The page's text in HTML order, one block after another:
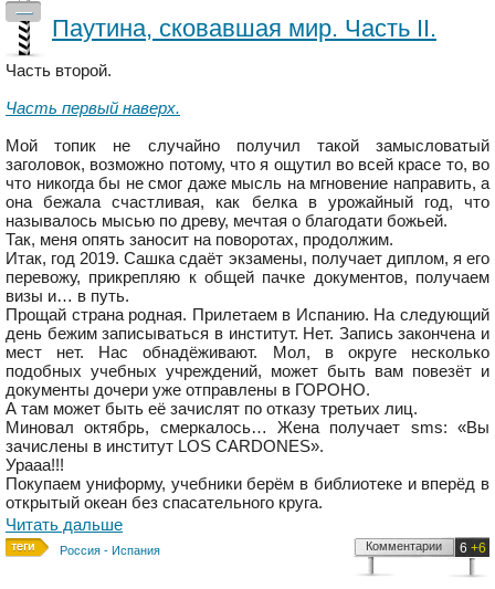
—
Паутина, сковавшая мир. Часть II.
Часть второй.
Часть первый наверх.
Мой топик не случайно получил такой замысловатый
заголовок, возможно потому, что я ощутил во всей красе то, во
что никогда бы не смог даже мысль на мгновение направить, а
она бежала счастливая, как белка в урожайный год, что
называлось мысью по древу, мечтая о благодати божьей.
Так, меня опять заносит на поворотах, продолжим.
Итак, год 2019. Сашка сдаёт экзамены, получает диплом, я его
перевожу, прикрепляю к общей пачке документов, получаем
визы и… в путь.
Прощай страна родная. Прилетаем в Испанию. На следующий
день бежим записываться в институт. Нет. Запись закончена и
мест нет. Нас обнадёживают. Мол, в округе несколько
подобных учебных учреждений, может быть вам повезёт и
документы дочери уже отправлены в ГОРОНО.
А там может быть её зачислят по отказу третьих лиц.
Миновал октябрь, смеркалось… Жена получает sms: «Вы
зачислены в институт LOS CARDONES».
Урааа!!!
Покупаем униформу, учебники берём в библиотеке и вперёд в
открытый океан без спасательного круга.
Читать дальше
Россия - Испания 6 +6
Комментарии